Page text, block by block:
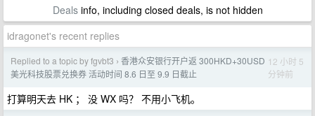
Dealsinfo, including closed deals, is not hidden
idragonet's recent replies
Replied to a topic by fgvbt3 › 香港众安银行开户返 300HKD+30USD
美光科技股票兑换券 活动时间 8.6 日至 9.9 日截止
12 小时 5
分钟前
打算明天去 HK ； 没 WX 吗？ 不用小飞机。